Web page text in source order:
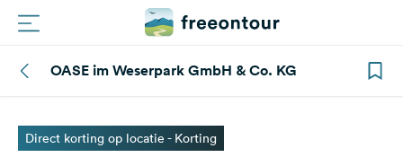
Campings
OASE im Weserpark GmbH & Co. KG
Direct korting op locatie - Korting